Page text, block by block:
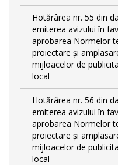
Hotărârea nr. 55 din
emiterea avizului în
aprobarea Normelor
proiectare şi
mijloacelor de
local
Hotărârea nr. 56 din
emiterea avizului în
aprobarea Normelor
proiectare şi
mijloacelor de
local